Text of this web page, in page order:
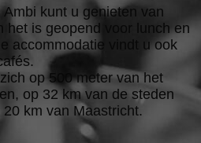
kunt u genieten van
het is geopend voor lunch en
accommodatie vindt u ook
op 500 meter van het
op 32 km van de steden
km van Maastricht.